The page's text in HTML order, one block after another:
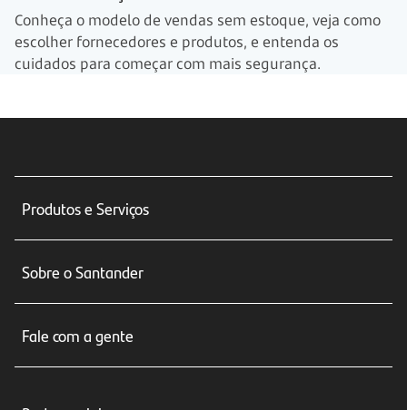
Conheça o modelo de vendas sem estoque, veja como
escolher fornecedores e produtos, e entenda os
cuidados para começar com mais segurança.
Produtos e Serviços
Seguros
Crédito e Financiamentos
Sobre o Santander
Fale com a gente